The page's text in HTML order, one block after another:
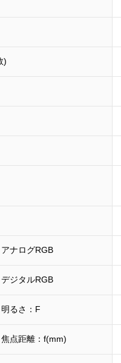
)
アナログRGB
デジタルRGB
明るさ：F
焦点距離：f(mm)